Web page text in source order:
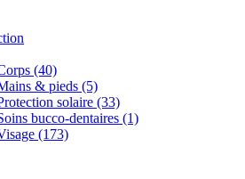
(40)
& pieds (5)
solaire (33)
bucco-dentaires (1)
(173)